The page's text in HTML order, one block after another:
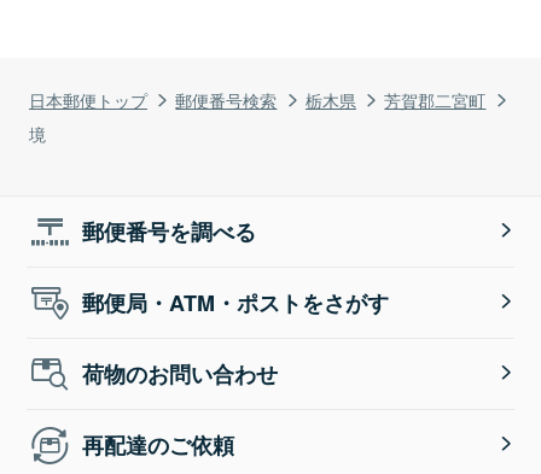
日本郵便トップ 郵便番号検索 栃木県
芳賀郡二宮町
境
郵便番号を調べる
郵便局・ATM・ポストをさがす
荷物のお問い合わせ
再配達のご依頼